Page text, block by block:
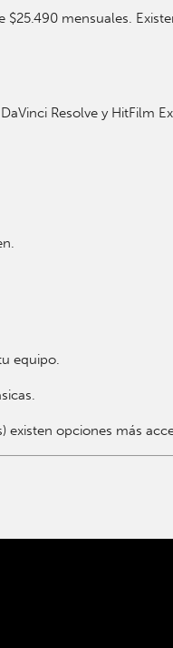
mensuales.
Resolve y HitFilm
equipo.
existen opciones más